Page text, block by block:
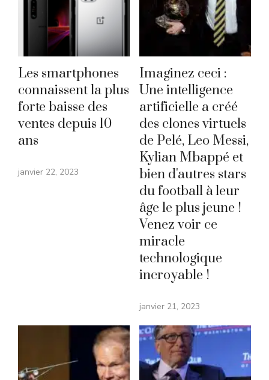
Les smartphones
connaissent la plus
forte baisse des
ventes depuis 10
ans
janvier 22, 2023
Imaginez ceci :
Une intelligence
artificielle a créé
des clones virtuels
de Pelé, Leo Messi,
Kylian Mbappé et
bien d'autres stars
du football à leur
âge le plus jeune !
Venez voir ce
miracle
technologique
incroyable !
janvier 21, 2023